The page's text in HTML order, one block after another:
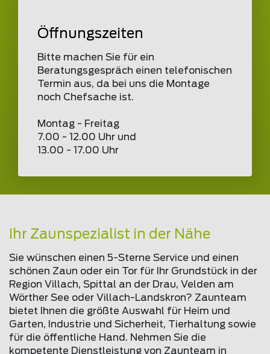
Öffnungszeiten
Bitte machen Sie für ein
Beratungsgespräch einen telefonischen
Termin aus, da bei uns die Montage
noch Chefsache ist.
Montag - Freitag
7.00 - 12.00 Uhr und
13.00 - 17.00 Uhr
Ihr Zaunspezialist in der Nähe
Sie wünschen einen 5-Sterne Service und einen
schönen Zaun oder ein Tor für Ihr Grundstück in der
Region Villach, Spittal an der Drau, Velden am
Wörther See oder Villach-Landskron? Zaunteam
bietet Ihnen die größte Auswahl für Heim und
Garten, Industrie und Sicherheit, Tierhaltung sowie
für die öffentliche Hand. Nehmen Sie die
kompetente Dienstleistung von Zaunteam in